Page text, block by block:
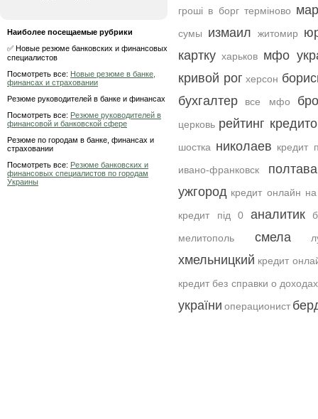
Наиболее посещаемые рубрики
✅ Новые резюме банковских и финансовых
специалистов
Посмотреть все: Новые резюме в банке,
финансах и страховании
Резюме руководителей в банке и финансах
Посмотреть все: Резюме руководителей в
финансовой и банковской сфере
Резюме по городам в банке, финансах и
страховании
Посмотреть все: Резюме банковских и
финансовых специалистов по городам
Украины
гроші в борг терміново
сумы измаил житомир
картку харьков мфо
кривой рог херсон
бухгалтер
все мфо
церковь рейтинг
шостка николаев кредит
ивано-франковск
полтава
ужгород кредит онлайн
кредит під 0
аналитик
мелитополь
смела
хмельницкий кредит
кредит без справки о доходах
україни операционист